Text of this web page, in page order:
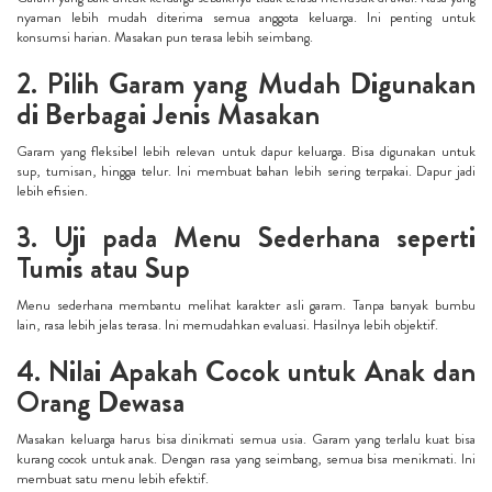
nyaman lebih mudah diterima semua anggota keluarga. Ini penting untuk
konsumsi harian. Masakan pun terasa lebih seimbang.
2. Pilih Garam yang Mudah Digunakan
di Berbagai Jenis Masakan
Garam yang fleksibel lebih relevan untuk dapur keluarga. Bisa digunakan untuk
sup, tumisan, hingga telur. Ini membuat bahan lebih sering terpakai. Dapur jadi
lebih efisien.
3. Uji pada Menu Sederhana seperti
Tumis atau Sup
Menu sederhana membantu melihat karakter asli garam. Tanpa banyak bumbu
lain, rasa lebih jelas terasa. Ini memudahkan evaluasi. Hasilnya lebih objektif.
4. Nilai Apakah Cocok untuk Anak dan
Orang Dewasa
Masakan keluarga harus bisa dinikmati semua usia. Garam yang terlalu kuat bisa
kurang cocok untuk anak. Dengan rasa yang seimbang, semua bisa menikmati. Ini
membuat satu menu lebih efektif.